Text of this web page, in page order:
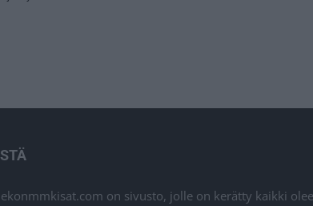
on sivusto, jolle on kerätty kaikki